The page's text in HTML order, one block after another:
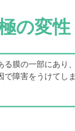
の変性
膜の一部にあり
障害をうけてし